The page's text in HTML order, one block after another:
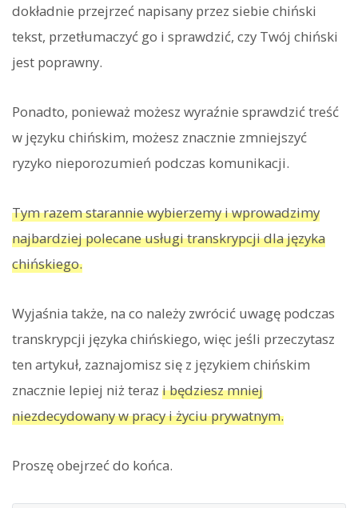
dokładnie przejrzeć napisany przez siebie chiński
tekst, przetłumaczyć go i sprawdzić, czy Twój chiński
jest poprawny.
Ponadto, ponieważ możesz wyraźnie sprawdzić treść
w języku chińskim, możesz znacznie zmniejszyć
ryzyko nieporozumień podczas komunikacji.
Tym razem starannie wybierzemy i wprowadzimy
najbardziej polecane usługi transkrypcji dla języka
chińskiego.
Wyjaśnia także, na co należy zwrócić uwagę podczas
transkrypcji języka chińskiego, więc jeśli przeczytasz
ten artykuł, zaznajomisz się z językiem chińskim
znacznie lepiej niż teraz i będziesz mniej
niezdecydowany w pracy i życiu prywatnym.
Proszę obejrzeć do końca.